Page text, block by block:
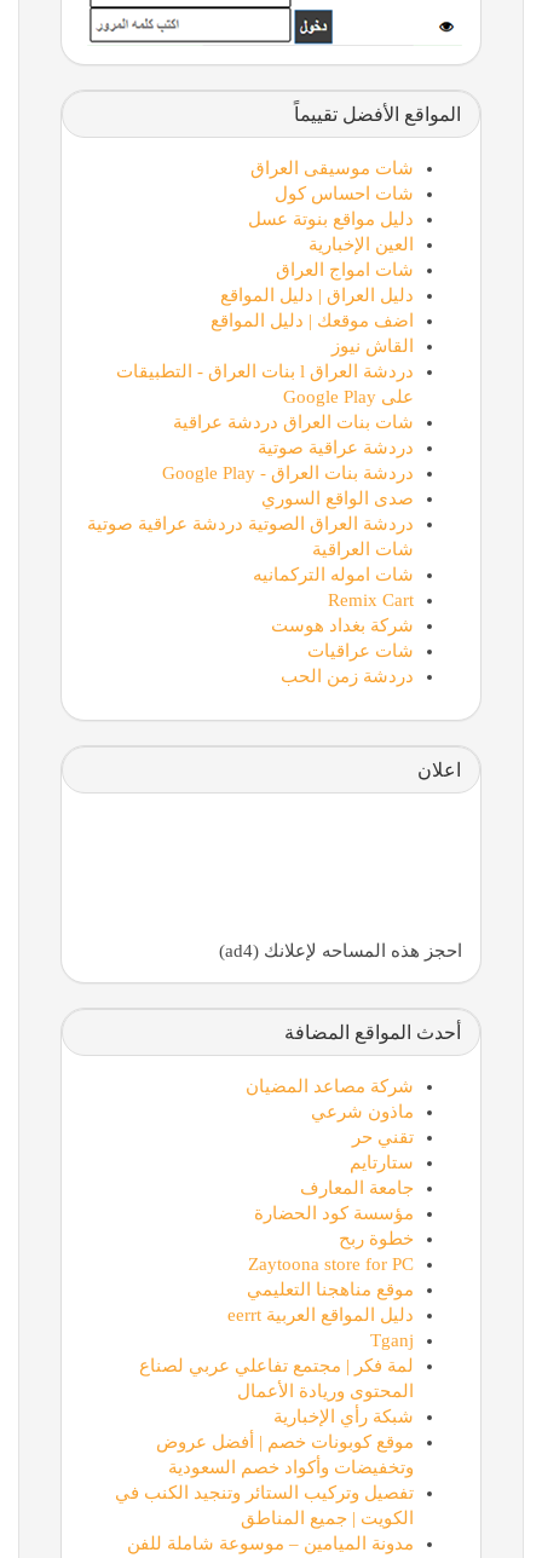
المواقع الأفضل تقييماً
شات موسيقى العراق
شات احساس كول
دليل مواقع بنوتة عسل
العين الإخبارية
شات امواج العراق
دليل العراق | دليل المواقع
اضف موقعك | دليل المواقع
القاش نيوز
دردشة العراق l بنات العراق - التطبيقات
على Google Play
شات بنات العراق دردشة عراقية
دردشة عراقية صوتية
دردشة بنات العراق - Google Play
صدى الواقع السوري
دردشة العراق الصوتية دردشة عراقية صوتية
شات العراقية
شات اموله التركمانيه
Remix Cart
شركة بغداد هوست
شات عراقيات
دردشة زمن الحب
اعلان
احجز هذه المساحه لإعلانك (ad4)
أحدث المواقع المضافة
شركة مصاعد المضيان
ماذون شرعي
تقني حر
ستارتايم
جامعة المعارف
مؤسسة كود الحضارة
خطوة ربح
Zaytoona store for PC
موقع مناهجنا التعليمي
دليل المواقع العربية eerrt
Tganj
لمة فكر | مجتمع تفاعلي عربي لصناع
المحتوى وريادة الأعمال
شبكة رأي الإخبارية
موقع كوبونات خصم | أفضل عروض
وتخفيضات وأكواد خصم السعودية
تفصيل وتركيب الستائر وتنجيد الكنب في
الكويت | جميع المناطق
مدونة الميامين – موسوعة شاملة للفن